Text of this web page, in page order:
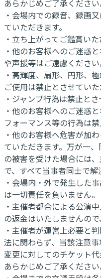
あらかじめご了承ください
・会場内での録音、録画
ていただきます。
・立ち上がってご鑑賞いた
・他のお客様へのご迷惑
や声援等はご遠慮ください
・高輝度、扇形、円形、
ご使用は禁止とさせていた
・ジャンプ行為は禁止とさ
・他のお客様へのご迷惑
フォーマンス等の行為は
・他のお客様へ危害が加
ていただきます。万が一
の被害を受けた場合には
で、すべて当事者同士で解
・会場内・外で発生した
は一切責任を負いません。
・主催者都合による公演
の返金はいたしませんの
・主催者が運営上必要と
法に関わらず、当該注意事
変更に対してのチケット
あらかじめご了承ください